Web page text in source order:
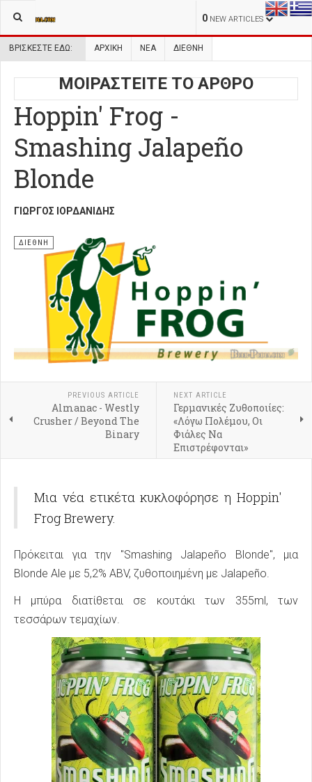
0 NEW ARTICLES
ΒΡΊΣΚΕΣΤΕ ΕΔΏ: ΑΡΧΙΚΉ ΝΕΑ ΔΙΕΘΝΗ
ΜΟΙΡΑΣΤΕΙΤΕ ΤΟ ΑΡΘΡΟ
Hoppin' Frog -
Smashing Jalapeño
Blonde
ΓΙΏΡΓΟΣ ΙΟΡΔΑΝΊΔΗΣ
ΔΙΕΘΝΗ
PREVIOUS ARTICLE
Almanac - Westly
Crusher / Beyond The
Binary
NEXT ARTICLE
Γερμανικές Ζυθοποιίες:
«Λόγω Πολέμου, Οι
Φιάλες Να
Επιστρέφονται»
Μια νέα ετικέτα κυκλοφόρησε η Hoppin'
Frog Brewery.
Πρόκειται για την "Smashing Jalapeño Blonde", μια
Blonde Ale με 5,2% ABV, ζυθοποιημένη με Jalapeño.
Η μπύρα διατίθεται σε κουτάκι των 355ml, των
τεσσάρων τεμαχίων.